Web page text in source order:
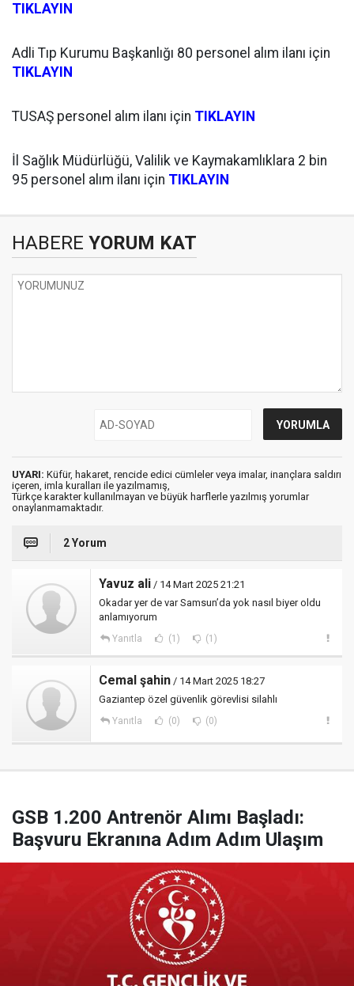
TIKLAYIN
Adli Tıp Kurumu Başkanlığı 80 personel alım ilanı için
TIKLAYIN
TUSAŞ personel alım ilanı için TIKLAYIN
İl Sağlık Müdürlüğü, Valilik ve Kaymakamlıklara 2 bin
95 personel alım ilanı için TIKLAYIN
HABERE YORUM KAT
UYARI: Küfür, hakaret, rencide edici cümleler veya imalar, inançlara saldırı
içeren, imla kuralları ile yazılmamış,
Türkçe karakter kullanılmayan ve büyük harflerle yazılmış yorumlar
onaylanmamaktadır.
2 Yorum
Yavuz ali / 14 Mart 2025 21:21
Okadar yer de var Samsun’da yok nasıl biyer oldu
anlamıyorum
Yanıtla (1) (1)
Cemal şahin / 14 Mart 2025 18:27
Gaziantep özel güvenlik görevlisi silahlı
Yanıtla (0) (0)
GSB 1.200 Antrenör Alımı Başladı:
Başvuru Ekranına Adım Adım Ulaşım